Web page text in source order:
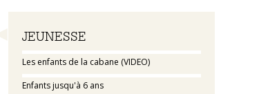
Navigation
JEUNESSE
Les enfants de la cabane (VIDEO)
Enfants jusqu'à 6 ans